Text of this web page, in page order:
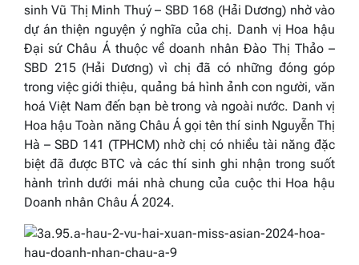
sinh Vũ Thị Minh Thuý – SBD 168 (Hải Dương) nhờ vào
dự án thiện nguyện ý nghĩa của chị. Danh vị Hoa hậu
Đại sứ Châu Á thuộc về doanh nhân Đào Thị Thảo –
SBD 215 (Hải Dương) vì chị đã có những đóng góp
trong việc giới thiệu, quảng bá hình ảnh con người, văn
hoá Việt Nam đến bạn bè trong và ngoài nước. Danh vị
Hoa hậu Toàn năng Châu Á gọi tên thí sinh Nguyễn Thị
Hà – SBD 141 (TPHCM) nhờ chị có nhiều tài năng đặc
biệt đã được BTC và các thí sinh ghi nhận trong suốt
hành trình dưới mái nhà chung của cuộc thi Hoa hậu
Doanh nhân Châu Á 2024.